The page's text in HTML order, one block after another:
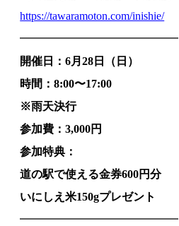
https://tawaramoton.com/inishie/
━━━━━━━━━━━━━━
開催日：6月28日（日）
時間：8:00〜17:00
※雨天決行
参加費：3,000円
参加特典：
道の駅で使える金券600円分
いにしえ米150gプレゼント
━━━━━━━━━━━━━━